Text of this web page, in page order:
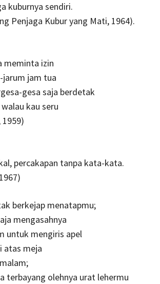
kuburnya sendiri.
Penjaga Kubur yang Mati, 1964).
meminta izin
jam tua
gesa saja berdetak
kau seru
percakapan tanpa kata-kata.
berkejap menatapmu;
mengasahnya
untuk mengiris apel
atas meja
terbayang olehnya urat lehermu